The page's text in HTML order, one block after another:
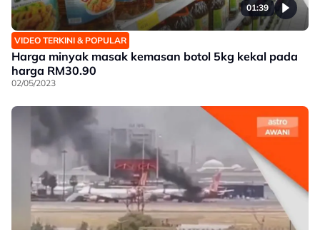
01:39
VIDEO TERKINI & POPULAR
Harga minyak masak kemasan botol 5kg kekal pada
harga RM30.90
02/05/2023